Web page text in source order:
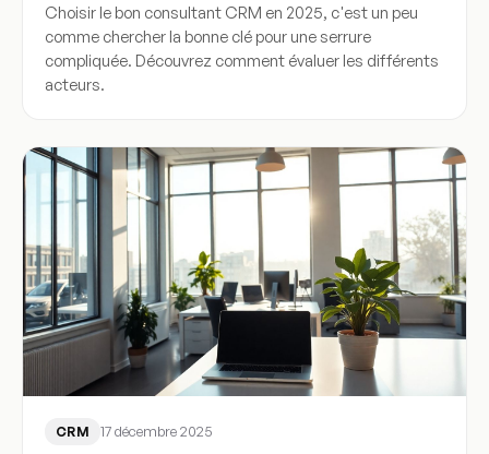
Choisir le bon consultant CRM en 2025, c'est un peu
comme chercher la bonne clé pour une serrure
compliquée. Découvrez comment évaluer les différents
acteurs.
CRM 17 décembre 2025